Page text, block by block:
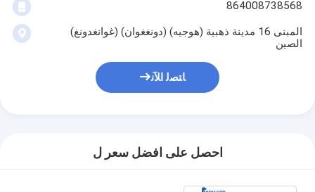
864008738568
المبنى 16 مدينة ذهبية (هوجيه) (دونغغوان) (غوانغدونغ)
الصين
ﺎﺘﺼﻟ ﺍﻶﻧ
احصل على افضل سعر ل